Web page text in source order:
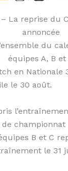
– La reprise du
annoncée
du
équipes A, B et
en Nationale
le 30 août.
championnat
B et C
le 31